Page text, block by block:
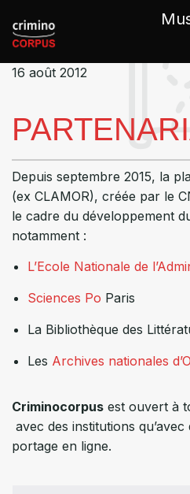
16 août 2012
Depuis septembre 2015, la
(ex CLAMOR), créée par le
le cadre du développement
notamment :
L’Ecole Nationale de
Sciences Po Paris
La Bibliothèque des
Les Archives nationales
Criminocorpus est ouvert à
avec des institutions
portage en ligne.
Panneau de gestion des cookies